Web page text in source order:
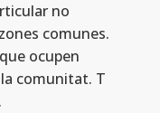
no
comunes.
ocupen
comunitat. T